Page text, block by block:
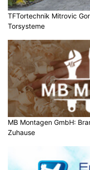
TFTortechnik Mitrovic
Torsysteme
MB Montagen GmbH:
Zuhause